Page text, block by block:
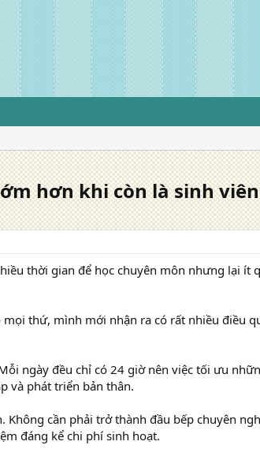
hơn khi còn là sinh viên
thời gian để học chuyên môn nhưng lại ít
thứ, mình mới nhận ra có rất nhiều điều
ngày đều chỉ có 24 giờ nên việc tối ưu
và phát triển bản thân.
Không cần phải trở thành đầu bếp chuyên
đáng kể chi phí sinh hoạt.